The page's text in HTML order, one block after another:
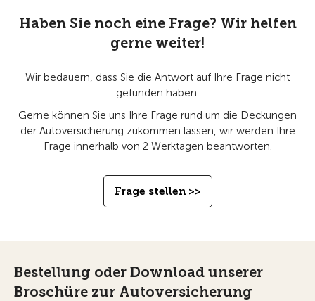
Haben Sie noch eine Frage? Wir helfen
gerne weiter!
Wir bedauern, dass Sie die Antwort auf Ihre Frage nicht
gefunden haben.
Gerne können Sie uns Ihre Frage rund um die Deckungen
der Autoversicherung zukommen lassen, wir werden Ihre
Frage innerhalb von 2 Werktagen beantworten.
Frage stellen >>
Bestellung oder Download unserer
Broschüre zur Autoversicherung